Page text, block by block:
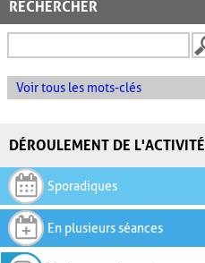
RECHERCHER
Voir tous les mots-clés
DÉROULEMENT DE L'ACTIVITÉ
Sporadiques
En plusieurs séances